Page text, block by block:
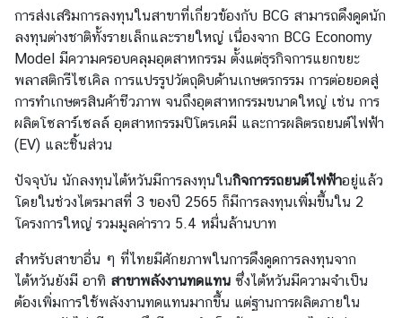
l
e
y
N
e
w
s
l
e
t
t
e
การส่งเสริมการลงทุนในสาขาที่เกี่ยวข้องกับ BCG สามารถดึงดูดนัก
ลงทุนต่างชาติทั้งรายเล็กและรายใหญ่ เนื่องจาก BCG Economy
Model มีความครอบคลุมอุตสาหกรรม ตั้งแต่ธุรกิจการแยกขยะ
พลาสติกรีไซเคิล การแปรรูปวัตถุดิบด้านเกษตรกรรม การต่อยอดสู่
การทำเกษตรสินค้าชีวภาพ จนถึงอุตสาหกรรมขนาดใหญ่ เช่น การ
ผลิตโซลาร์เซลล์ อุตสาหกรรมปิโตรเคมี และการผลิตรถยนต์ไฟฟ้า
(EV) และชิ้นส่วน
ปัจจุบัน นักลงทุนไต้หวันมีการลงทุนในกิจการรถยนต์ไฟฟ้าอยู่แล้ว
โดยในช่วงไตรมาสที่ 3 ของปี 2565 ก็มีการลงทุนเพิ่มขึ้นใน 2
โครงการใหญ่ รวมมูลค่าราว 5.4 หมื่นล้านบาท
สำหรับสาขาอื่น ๆ ที่ไทยมีศักยภาพในการดึงดูดการลงทุนจาก
ไต้หวันยังมี อาทิ สาขาพลังงานทดแทน ซึ่งไต้หวันมีความจำเป็น
ต้องเพิ่มการใช้พลังงานทดแทนมากขึ้น แต่ฐานการผลิตภายใน